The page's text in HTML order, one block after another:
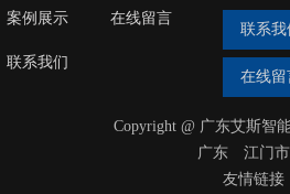
案例展示 在线留言
联系我们
联系我
在线留
Copyright @ 广东艾斯智
广东
‌江门市
友情链接